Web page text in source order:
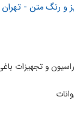
و رنگ متن - تهران
و تجهيزات